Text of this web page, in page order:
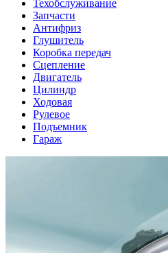
Техобслуживание
Запчасти
Антифриз
Глушитель
Коробка передач
Сцепление
Двигатель
Цилиндр
Ходовая
Рулевое
Подъемник
Гараж